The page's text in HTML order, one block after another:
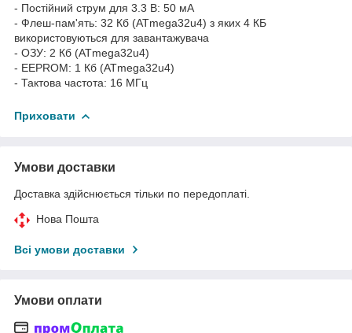
- Постійний струм для 3.3 В: 50 мА
- Флеш-пам'ять: 32 Кб (ATmega32u4) з яких 4 КБ
використовуються для завантажувача
- ОЗУ: 2 Кб (ATmega32u4)
- EEPROM: 1 Кб (ATmega32u4)
- Тактова частота: 16 МГц
Приховати
Умови доставки
Доставка здійснюється тільки по передоплаті.
Нова Пошта
Всі умови доставки
Умови оплати